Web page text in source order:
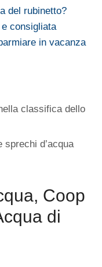
del rubinetto?
consigliata
in vacanza
classifica dello
d’acqua
Coop
di